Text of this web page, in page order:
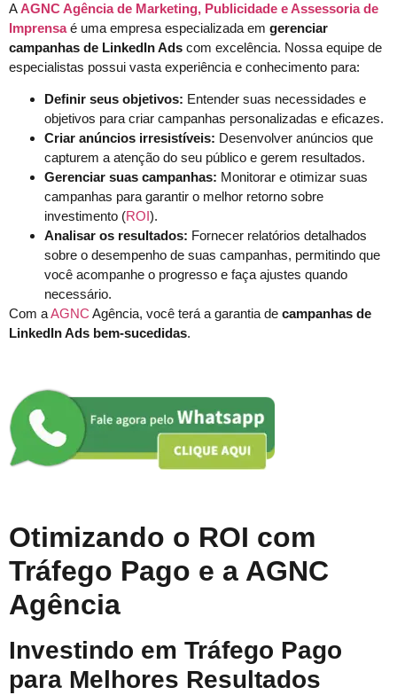
AAGNC Agência de Marketing, Publicidade e Assessoria de
Imprensaé uma empresa especializada em gerenciar
campanhas de LinkedIn Ads com excelência. Nossa equipe de
especialistas possui vasta experiência e conhecimento para:
Definir seus objetivos: Entender suas necessidades e
objetivos para criar campanhas personalizadas e eficazes.
Criar anúncios irresistíveis: Desenvolver anúncios que
capturem a atenção do seu público e gerem resultados.
Gerenciar suas campanhas: Monitorar e otimizar suas
campanhas para garantir o melhor retorno sobre
investimento (ROI ).
Analisar os resultados: Fornecer relatórios detalhados
sobre o desempenho de suas campanhas, permitindo que
você acompanhe o progresso e faça ajustes quando
necessário.
Com aAGNC Agência, você terá a garantia de campanhas de
LinkedIn Ads bem-sucedidas.
Otimizando o ROI com
Tráfego Pago e a AGNC
Agência
Investindo em Tráfego Pago
para Melhores Resultados